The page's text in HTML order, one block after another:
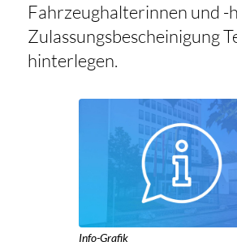
Fahrzeughalterinnen und -
Zulassungsbescheinigung
hinterlegen.
Info-Grafik